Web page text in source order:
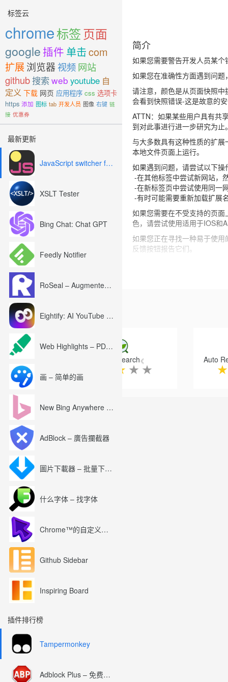
标签云
chrome标签页面
google 插件 单击com
扩展浏览器 视频网站
github搜索web youtube 自
定义 下载 网页 应用程序 css 选项卡
https 添加 图标 tab 开发人员 图像 右键 链
接 优惠券
最新更新
JavaScript switcher for SEO and development
XSLT Tester
Bing Chat: Chat GPT
Feedly Notifier
RoSeal – Augmented Roblox Experience
Eightify: AI YouTube Summary with ChatGPT
Web Highlights – PDF & Web Highlighter
画 – 简单的画
New Bing Anywhere (Bing Chat GPT-4)
AdBlock – 廣告攔截器
圖片下載器 – 批量下載圖片
什么字体 – 找字体
Chrome™的自定义光标
Github Sidebar
Inspiring Board
插件排行榜
Tampermonkey
Adblock Plus – 免费的广告拦截器
简介
如果您需要警告开发人员某
如果您在准确性方面遇到问
请注意，颜色是从页面快照
会看到快照错误-这是故意的
ATTN：如果某些用户具有共
到对此事进行进一步研究为止
与大多数具有这种性质的扩
本地文件页面上运行。
如果遇到问题，请尝试以下操
-在其他标签中尝试新网站，
-在新标签页中尝试使用同一
-有时可能需要重新加载扩展
如果您需要在不受支持的页
色，请尝试使用适用于IOS和
如果您正在寻找一种易于使
反馈按钮报告它们。
该程序是一个拾色器或一个
帮助您在进行Web开发调整
Auto Refresh Page